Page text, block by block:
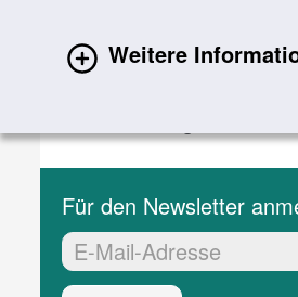
Weitere
Aktuelle Meldungen
Für den Newsletter
EMail-Adresse:*